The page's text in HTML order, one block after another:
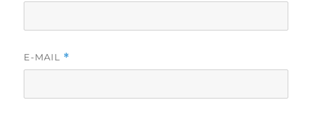
E-MAIL *